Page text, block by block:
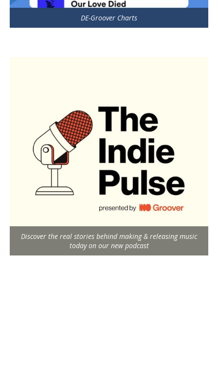
DE-Groover Charts
Discover the real stories behind making & releasing music
today on our new podcast